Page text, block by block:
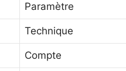
Paramètre
Technique
Compte